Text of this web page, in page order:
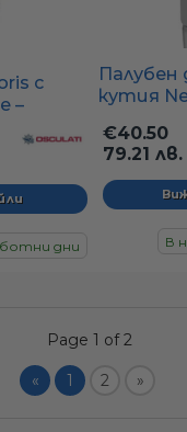
с
–
88x95
дни
Палубен
кутия
корпус
€40.50
79.21 лв.
В
Page 1 of 2
« 1 2 »